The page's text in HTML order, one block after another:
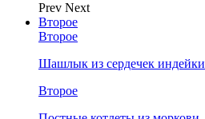
Prev Next
Второе
Второе
Шашлык из сердечек индейки
Второе